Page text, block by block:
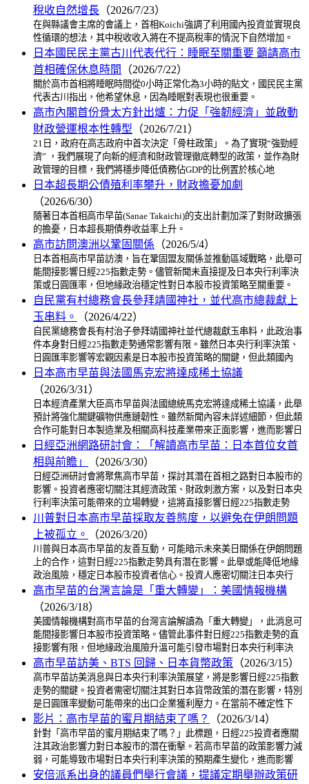
稅收自然增長 （2026/7/23）
在與縣議會主席的會議上，首相Koichi強調了利用國內投資並實現良
性循環的想法，其中稅收收入將在不提高稅率的情況下自然增加。
日本國民民主黨古川代表代行：睡眠至關重要 籲請高市
首相確保休息時間
（2026/7/22）
關於高市首相將睡眠時間從0小時正常化為3小時的貼文，國民民主黨
代表古川指出，他希望休息，因為睡眠對表現也很重要。
高市內閣首份骨太方針出爐：力促「強韌經濟」並啟動
財政營運根本性轉型 （2026/7/21）
21日，政府在高志政府中首次決定「骨柱政策」。為了實現“強勁經
濟” ，我們展現了向新的經濟和財政管理徹底轉型的政策，並作為財
政管理的目標，我們將穩步降低債務佔GDP的比例置於核心地
日本超長期公債殖利率攀升，財政擔憂加劇
（2026/6/30）
隨著日本首相高市早苗(Sanae Takaichi)的支出計劃加深了對財政擴張
的擔憂，日本超長期債券收益率上升。
高市訪問澳洲以鞏固關係 （2026/5/4）
日本首相高市早苗訪澳，旨在鞏固盟友關係並推動區域戰略，此舉可
能間接影響日經225指數走勢。儘管新聞未直接提及日本央行利率決
策或日圓匯率，但地緣政治穩定性對日本股市投資策略至關重要。
自民黨有村總務會長參拜靖國神社，並代高市總裁獻上
玉串料。
（2026/4/22）
自民黨總務會長有村治子參拜靖國神社並代總裁獻玉串料，此政治事
件本身對日經225指數走勢通常影響有限。雖然日本央行利率決策、
日圓匯率影響等宏觀因素是日本股市投資策略的關鍵，但此類國內
日本高市早苗與法國馬克宏將達成稀土協議
（2026/3/31）
日本經濟產業大臣高市早苗與法國總統馬克宏將達成稀土協議，此舉
預計將強化關鍵礦物供應鏈韌性。雖然新聞內容未詳述細節，但此類
合作可能對日本製造業及相關高科技產業帶來正面影響，進而影響日
日經亞洲網路研討會：「解讀高市早苗：日本首位女首
相與前瞻」
（2026/3/30）
日經亞洲研討會將聚焦高市早苗，探討其潛在首相之路對日本股市的
影響。投資者應密切關注其經濟政策、財政刺激方案，以及對日本央
行利率決策可能帶來的立場轉變，這將直接影響日經225指數走勢
川普對日本高市早苗採取友善態度，以避免在伊朗問題
上被孤立。
（2026/3/20）
川普與日本高市早苗的友善互動，可能暗示未來美日關係在伊朗問題
上的合作，這對日經225指數走勢具有潛在影響。此舉或能降低地緣
政治風險，穩定日本股市投資者信心。投資人應密切關注日本央行
高市早苗的台灣言論是「重大轉變」：美國情報機構
（2026/3/18）
美國情報機構對高市早苗的台灣言論解讀為「重大轉變」，此消息可
能間接影響日本股市投資策略。儘管此事件對日經225指數走勢的直
接影響有限，但地緣政治風險升溫可能引發市場對日本央行利率決
高市早苗訪美、BTS 回歸、日本貨幣政策 （2026/3/15）
高市早苗訪美消息與日本央行利率決策展望，將是影響日經225指數
走勢的關鍵。投資者需密切關注其對日本貨幣政策的潛在影響，特別
是日圓匯率變動可能帶來的出口企業獲利壓力。在當前不確定性下
影片：高市早苗的蜜月期結束了嗎？ （2026/3/14）
針對「高市早苗的蜜月期結束了嗎？」此標題，日經225投資者應關
注其政治影響力對日本股市的潛在衝擊。若高市早苗的政策影響力減
弱，可能導致市場對日本央行利率決策的預期產生變化，進而影響
安倍派系出身的議員們舉行會議，提議定期舉辦政策研